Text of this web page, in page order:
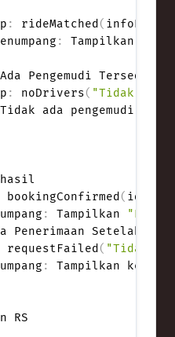
: rideMatched (
: Tampilkan
Pengemudi Tersedia
: noDrivers( "Tidak ada
ada pengemudi
bookingConfirmed (
: Tampilkan
Penerimaan Setelah
requestFailed ( "Tidak
:
Tampilkan
RS